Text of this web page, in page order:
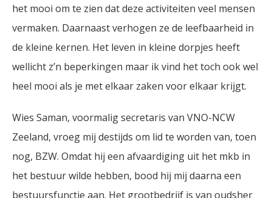
het mooi om te zien dat deze activiteiten veel mensen
vermaken. Daarnaast verhogen ze de leefbaarheid in
de kleine kernen. Het leven in kleine dorpjes heeft
wellicht z’n beperkingen maar ik vind het toch ook wel
heel mooi als je met elkaar zaken voor elkaar krijgt.
Wies Saman, voormalig secretaris van VNO-NCW
Zeeland, vroeg mij destijds om lid te worden van, toen
nog, BZW. Omdat hij een afvaardiging uit het mkb in
het bestuur wilde hebben, bood hij mij daarna een
bestuursfunctie aan. Het grootbedrijf is van oudsher